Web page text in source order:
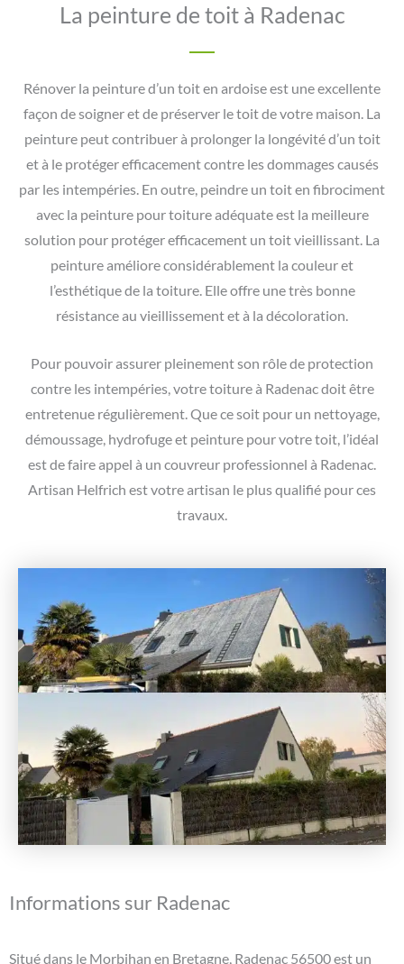
La peinture de toit à Radenac
Rénover la peinture d’un toit en ardoise est une excellente
façon de soigner et de préserver le toit de votre maison. La
peinture peut contribuer à prolonger la longévité d’un toit
et à le protéger efficacement contre les dommages causés
par les intempéries. En outre, peindre un toit en fibrociment
avec la peinture pour toiture adéquate est la meilleure
solution pour protéger efficacement un toit vieillissant. La
peinture améliore considérablement la couleur et
l’esthétique de la toiture. Elle offre une très bonne
résistance au vieillissement et à la décoloration.
Pour pouvoir assurer pleinement son rôle de protection
contre les intempéries, votre toiture à Radenac doit être
entretenue régulièrement. Que ce soit pour un nettoyage,
démoussage, hydrofuge et peinture pour votre toit, l’idéal
est de faire appel à un couvreur professionnel à Radenac.
Artisan Helfrich est votre artisan le plus qualifié pour ces
travaux.
Informations sur Radenac
Situé dans le Morbihan en Bretagne, Radenac 56500 est un